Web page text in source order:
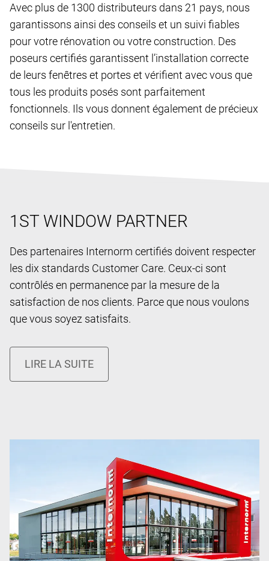
Avec plus de 1300 distributeurs dans 21 pays, nous
garantissons ainsi des conseils et un suivi fiables
pour votre rénovation ou votre construction. Des
poseurs certifiés garantissent l’installation correcte
de leurs fenêtres et portes et vérifient avec vous que
tous les produits posés sont parfaitement
fonctionnels. Ils vous donnent également de précieux
conseils sur l'entretien.
1ST WINDOW PARTNER
Des partenaires Internorm certifiés doivent respecter
les dix standards Customer Care. Ceux-ci sont
contrôlés en permanence par la mesure de la
satisfaction de nos clients. Parce que nous voulons
que vous soyez satisfaits.